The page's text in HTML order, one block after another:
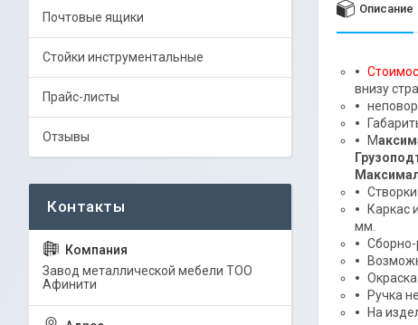
Описание
внизу
М
Каркас
мм.
Сборно-
Ручка
На
Почтовые ящики
Стойки инструментальные
Прайс-листы
Отзывы
Завод металлической мебели ТОО
Афинити